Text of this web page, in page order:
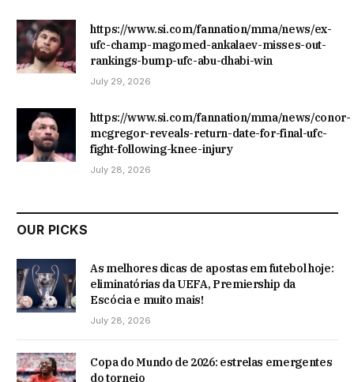
https://www.si.com/fannation/mma/news/ex-
ufc-champ-magomed-ankalaev-misses-out-
rankings-bump-ufc-abu-dhabi-win
July 29, 2026
https://www.si.com/fannation/mma/news/conor-
mcgregor-reveals-return-date-for-final-ufc-
fight-following-knee-injury
July 28, 2026
OUR PICKS
As melhores dicas de apostas em futebol hoje:
eliminatórias da UEFA, Premiership da
Escócia e muito mais!
July 28, 2026
Copa do Mundo de 2026: estrelas emergentes
do torneio